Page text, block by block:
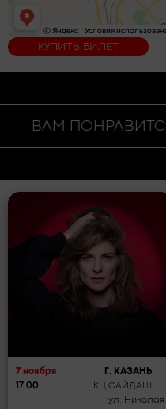
КУПИТЬ БИЛЕТ
ВАМ ПОНРАВИТСЯ
7 ноября
17:00
Г. КАЗАНЬ
КЦ САЙДАШ
ул. Николая